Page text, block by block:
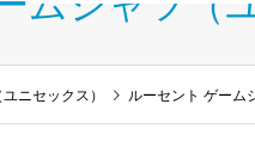
ニセックス） ルーセント ゲーム